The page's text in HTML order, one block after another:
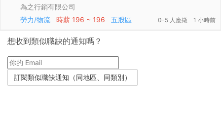
為之行銷有限公司
勞力/物流
時薪 196 ~ 196 五股區 0-5 人應徵 1 小時前
想收到類似職缺的通知嗎？